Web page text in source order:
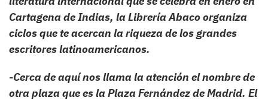
Cartagena de Indias, la Librería Abaco organiza
ciclos que te acercan la riqueza de los grandes
escritores latinoamericanos.
-Cerca de aquí nos llama la atención el nombre de
otra plaza que es la Plaza Fernández de Madrid. El